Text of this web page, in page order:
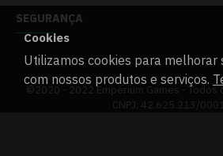
SEGURANÇA
©2020 - 2022 Emperium Games -
CNPJ: 42.625.213/
Cookies
Utilizamos cookies para melhorar
com nossos produtos e serviços.